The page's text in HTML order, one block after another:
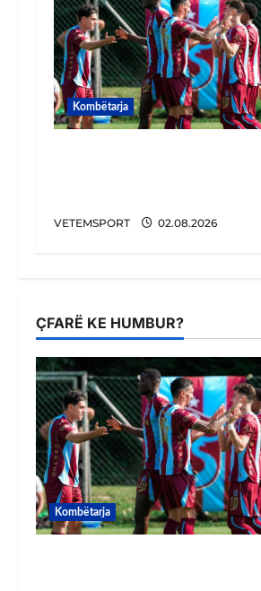
Kombëtarja
VETEMSPORT 02.08.2026
ÇFARË KE HUMBUR?
Kombëtarja